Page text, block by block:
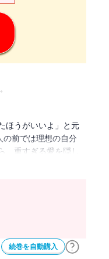
ほうがいいよ」と元
の前では理想の自分
重すぎる愛を隠し
ゃんと同じ。とき
続巻を自動購入